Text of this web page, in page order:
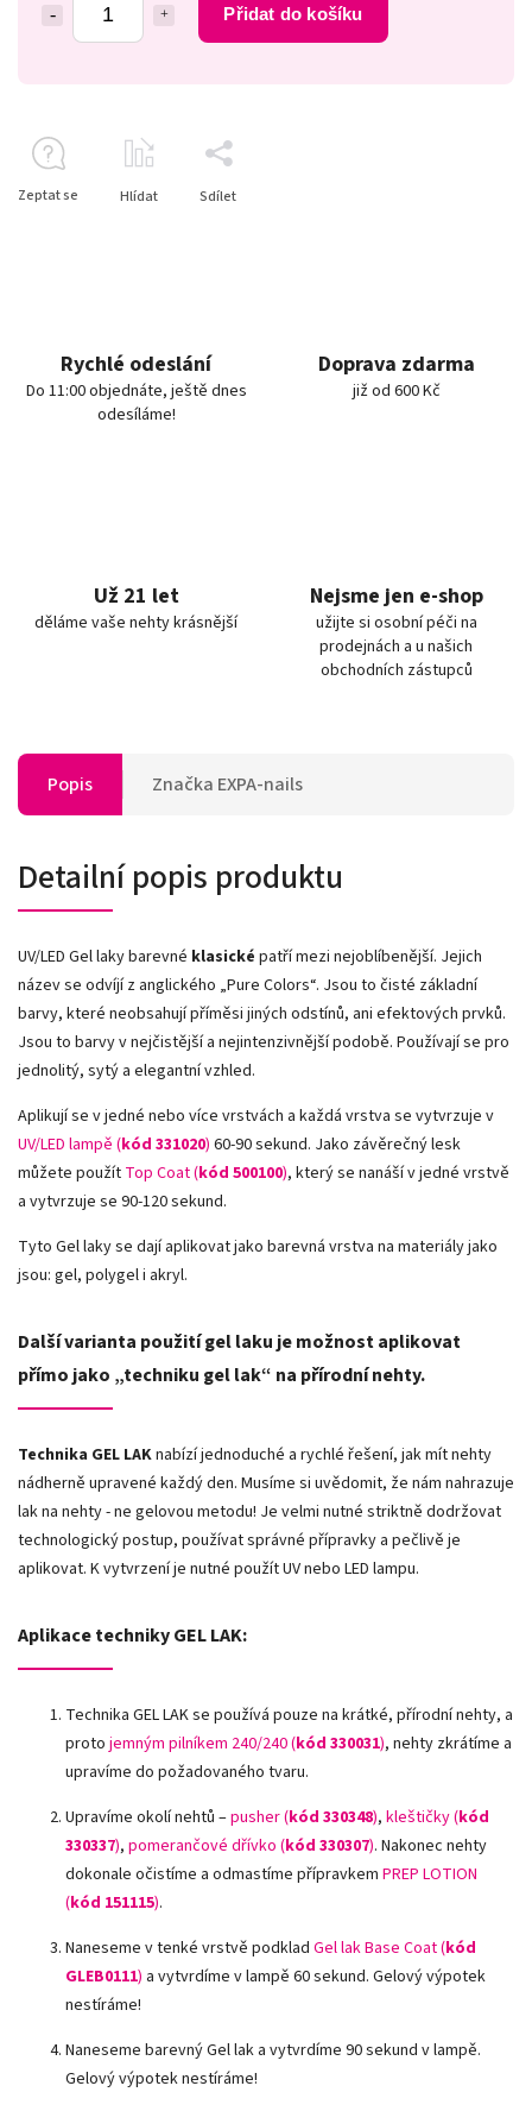
Přidat do košíku
Zeptat se Hlídat Sdílet
Rychlé odeslání
Do 11:00 objednáte, ještě dnes
odesíláme!
Doprava zdarma
již od 600 Kč
Už 21 let
děláme vaše nehty krásnější
Nejsme jen e-shop
užijte si osobní péči na
prodejnách a u našich
obchodních zástupců
Popis Značka EXPA-nails
Detailní popis produktu
UV/LED Gel laky barevné klasické patří mezi nejoblíbenější. Jejich
název se odvíjí z anglického „Pure Colors“. Jsou to čisté základní
barvy, které neobsahují příměsi jiných odstínů, ani efektových prvků.
Jsou to barvy v nejčistější a nejintenzivnější podobě. Používají se pro
jednolitý, sytý a elegantní vzhled.
Aplikují se v jedné nebo více vrstvách a každá vrstva se vytvrzuje v
UV/LED lampě (kód 331020) 60-90 sekund. Jako závěrečný lesk
můžete použít Top Coat (kód 500100), který se nanáší v jedné vrstvě
a vytvrzuje se 90-120 sekund.
Tyto Gel laky se dají aplikovat jako barevná vrstva na materiály jako
jsou: gel, polygel i akryl.
Další varianta použití gel laku je možnost aplikovat
přímo jako „techniku gel lak“ na přírodní nehty.
Technika GEL LAKnabízí jednoduché a rychlé řešení, jak mít nehty
nádherně upravené každý den. Musíme si uvědomit, že nám nahrazuje
lak na nehty - ne gelovou metodu! Je velmi nutné striktně dodržovat
technologický postup, používat správné přípravky a pečlivě je
aplikovat. K vytvrzení je nutné použít UV nebo LED lampu.
Aplikace techniky GEL LAK:
Technika GEL LAK se používá pouze na krátké, přírodní nehty, a
proto jemným pilníkem 240/240 (kód 330031), nehty zkrátíme a
upravíme do požadovaného tvaru.
Upravíme okolí nehtů –pusher (kód 330348), kleštičky (kód
330337), pomerančové dřívko (kód 330307). Nakonec nehty
dokonale očistíme a odmastíme přípravkem PREP LOTION
(kód 151115).
Naneseme v tenké vrstvě podklad Gel lak Base Coat (kód
GLEB0111) a vytvrdíme v lampě 60 sekund. Gelový výpotek
nestíráme!
Naneseme barevný Gel lak a vytvrdíme 90 sekund v lampě.
Gelový výpotek nestíráme!